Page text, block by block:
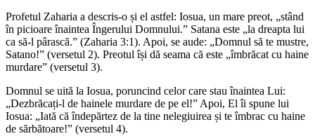
Profetul Zaharia a descris-o și el astfel: Iosua, un mare preot, „stând
în picioare înaintea Îngerului Domnului.” Satana este „la dreapta lui
ca să-l pârască.” (Zaharia 3:1). Apoi, se aude: „Domnul să te mustre,
Satano!” (versetul 2). Preotul își dă seama că este „îmbrăcat cu haine
murdare” (versetul 3).
Domnul se uită la Iosua, poruncind celor care stau înaintea Lui:
„Dezbrăcați-l de hainele murdare de pe el!” Apoi, El îi spune lui
Iosua: „Iată că îndepărtez de la tine nelegiuirea și te îmbrac cu haine
de sărbătoare!” (versetul 4).